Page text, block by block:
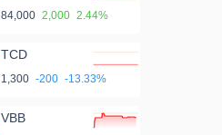
84,000 2,000 2.44%
TCD
1,300 -200 -13.33%
VBB